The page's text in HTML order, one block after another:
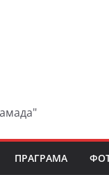
ПРАГРАМА